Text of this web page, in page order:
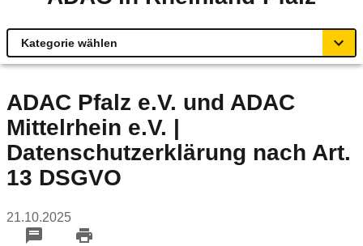
Kategorie wählen
Geschäftsstellen & Reisebüros
Urlaub & Touristik
Sicherheit & Mobilität
ADAC Pfalz e.V. und ADAC
Mittelrhein e.V. |
Datenschutzerklärung nach Art.
13 DSGVO
21.10.2025